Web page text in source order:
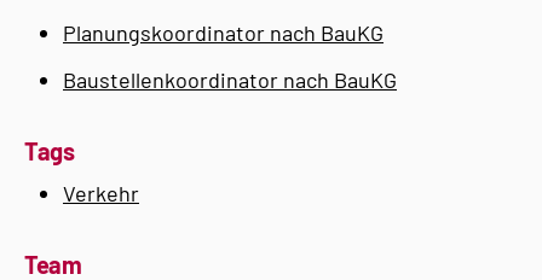
Planungskoordinator nach BauKG
Baustellenkoordinator nach BauKG
Tags
Verkehr
Team